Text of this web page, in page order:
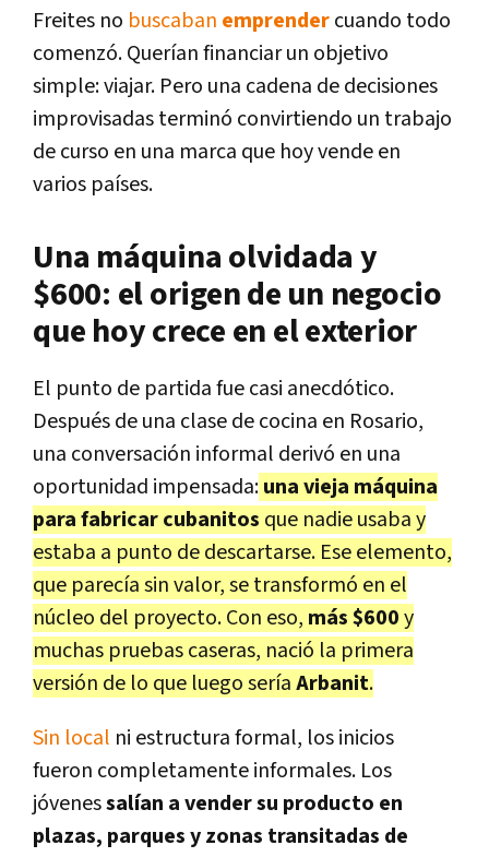
Freites no buscaban emprendercuando todo
comenzó. Querían financiar un objetivo
simple: viajar. Pero una cadena de decisiones
improvisadas terminó convirtiendo un trabajo
de curso en una marca que hoy vende en
varios países.
Una máquina olvidada y
$600: el origen de un negocio
que hoy crece en el exterior
El punto de partida fue casi anecdótico.
Después de una clase de cocina en Rosario,
una conversación informal derivó en una
oportunidad impensada:una vieja máquina
para fabricar cubanitos que nadie usaba y
estaba a punto de descartarse. Ese elemento,
que parecía sin valor, se transformó en el
núcleo del proyecto. Con eso, más $600y
muchas pruebas caseras, nació la primera
versión de lo que luego seríaArbanit.
Sin local ni estructura formal, los inicios
fueron completamente informales. Los
jóvenessalían a vender su producto en
plazas, parques y zonas transitadas de